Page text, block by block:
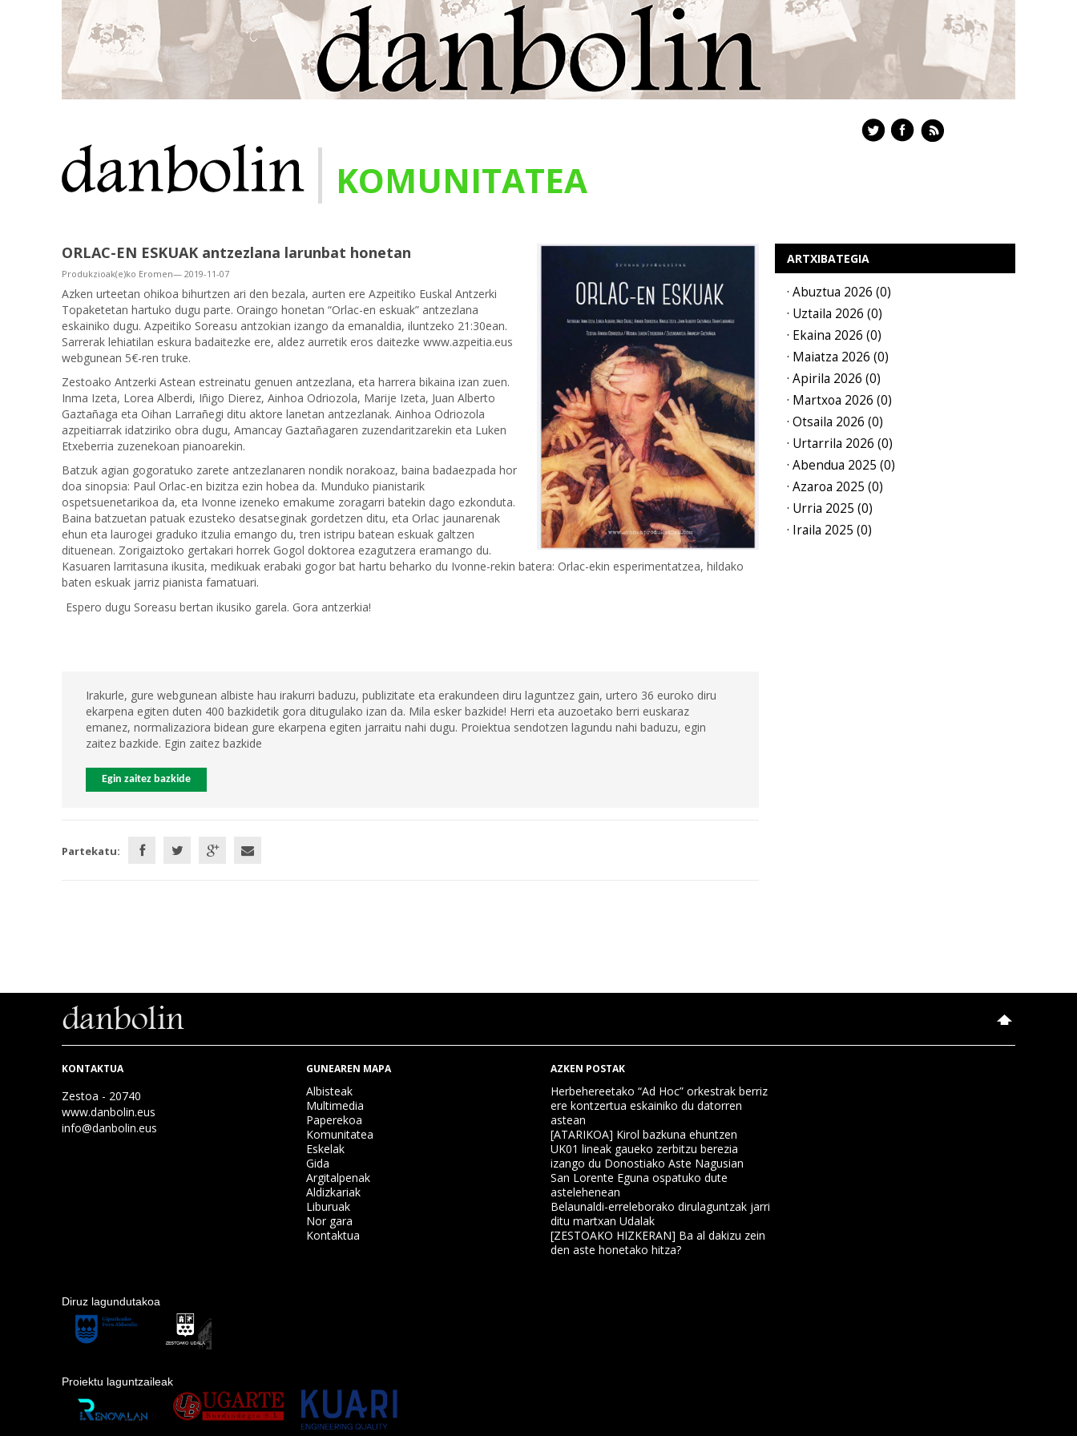
KOMUNITATEA
|
ORLAC-EN ESKUAK antzezlana larunbat honetan
Produkzioak(e)ko Eromen— 2019-11-07
Azken urteetan ohikoa bihurtzen ari den bezala, aurten ere Azpeitiko Euskal Antzerki
Topaketetan hartuko dugu parte. Oraingo honetan “Orlac-en eskuak” antzezlana
eskainiko dugu. Azpeitiko Soreasu antzokian izango da emanaldia, iluntzeko 21:30ean.
Sarrerak lehiatilan eskura badaitezke ere, aldez aurretik eros daitezke www.azpeitia.eus
webgunean 5€-ren truke.
Zestoako Antzerki Astean estreinatu genuen antzezlana, eta harrera bikaina izan zuen.
Inma Izeta, Lorea Alberdi, Iñigo Dierez, Ainhoa Odriozola, Marije Izeta, Juan Alberto
Gaztañaga eta Oihan Larrañegi ditu aktore lanetan antzezlanak. Ainhoa Odriozola
azpeitiarrak idatziriko obra dugu, Amancay Gaztañagaren zuzendaritzarekin eta Luken
Etxeberria zuzenekoan pianoarekin.
Batzuk agian gogoratuko zarete antzezlanaren nondik norakoaz, baina badaezpada hor
doa sinopsia: Paul Orlac-en bizitza ezin hobea da. Munduko pianistarik
ospetsuenetarikoa da, eta Ivonne izeneko emakume zoragarri batekin dago ezkonduta.
Baina batzuetan patuak ezusteko desatseginak gordetzen ditu, eta Orlac jaunarenak
ehun eta laurogei graduko itzulia emango du, tren istripu batean eskuak galtzen
dituenean. Zorigaiztoko gertakari horrek Gogol doktorea ezagutzera eramango du.
Kasuaren larritasuna ikusita, medikuak erabaki gogor bat hartu beharko du Ivonne-rekin batera: Orlac-ekin esperimentatzea, hildako
baten eskuak jarriz pianista famatuari.
Espero dugu Soreasu bertan ikusiko garela. Gora antzerkia!
Irakurle, gure webgunean albiste hau irakurri baduzu, publizitate eta erakundeen diru laguntzez gain, urtero 36 euroko diru
ekarpena egiten duten 400 bazkidetik gora ditugulako izan da. Mila esker bazkide! Herri eta auzoetako berri euskaraz
emanez, normalizaziora bidean gure ekarpena egiten jarraitu nahi dugu. Proiektua sendotzen lagundu nahi baduzu, egin
zaitez bazkide. Egin zaitez bazkide
Egin zaitez bazkide
Partekatu:
ARTXIBATEGIA
· Abuztua 2026 (0)
· Uztaila 2026 (0)
· Ekaina 2026 (0)
· Maiatza 2026 (0)
· Apirila 2026 (0)
· Martxoa 2026 (0)
· Otsaila 2026 (0)
· Urtarrila 2026 (0)
· Abendua 2025 (0)
· Azaroa 2025 (0)
· Urria 2025 (0)
· Iraila 2025 (0)
KONTAKTUA
Zestoa - 20740
www.danbolin.eus
info@danbolin.eus
GUNEAREN MAPA
Albisteak
Multimedia
Paperekoa
Komunitatea
Eskelak
Gida
Argitalpenak
Aldizkariak
Liburuak
Nor gara
Kontaktua
AZKEN POSTAK
Herbehereetako “Ad Hoc” orkestrak berriz
ere kontzertua eskainiko du datorren
astean
[ATARIKOA] Kirol bazkuna ehuntzen
UK01 lineak gaueko zerbitzu berezia
izango du Donostiako Aste Nagusian
San Lorente Eguna ospatuko dute
astelehenean
Belaunaldi-erreleborako dirulaguntzak jarri
ditu martxan Udalak
[ZESTOAKO HIZKERAN] Ba al dakizu zein
den aste honetako hitza?
Diruz lagundutakoa
Proiektu laguntzaileak